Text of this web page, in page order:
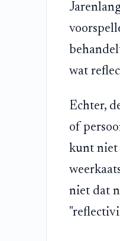
wat
Echter,
of
kunt niet
niet dat